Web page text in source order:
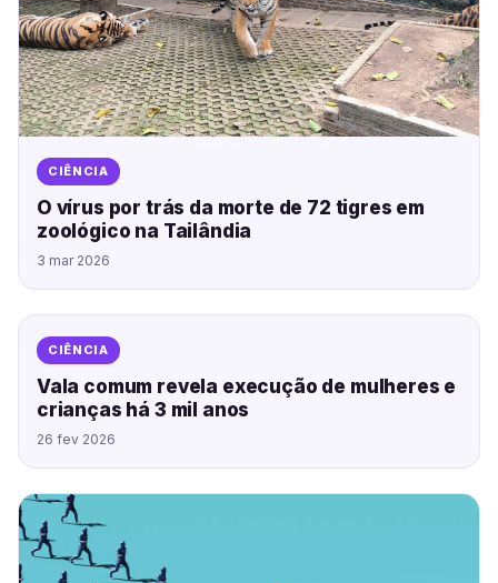
CIÊNCIA
O vírus por trás da morte de 72 tigres em
zoológico na Tailândia
3 mar 2026
CIÊNCIA
Vala comum revela execução de mulheres e
crianças há 3 mil anos
26 fev 2026